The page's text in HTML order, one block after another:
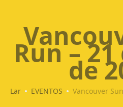
Run –
de
Lar EVENTOS Vancouver